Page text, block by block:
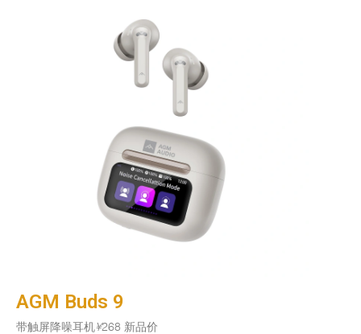
AGM Buds 9
带触屏降噪耳机¥268 新品价